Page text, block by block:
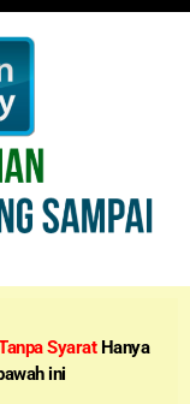
Syarat Hanya
ini